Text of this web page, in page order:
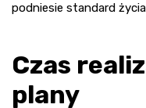
podniesie standard
Czas
plany